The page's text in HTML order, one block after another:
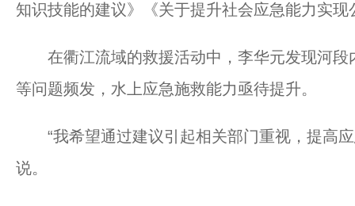
知识技能的建议》《关于提升社会应急能力实
在衢江流域的救援活动中，李华元发现河段
等问题频发，水上应急施救能力亟待提升。
“我希望通过建议引起相关部门重视，提高应
说。